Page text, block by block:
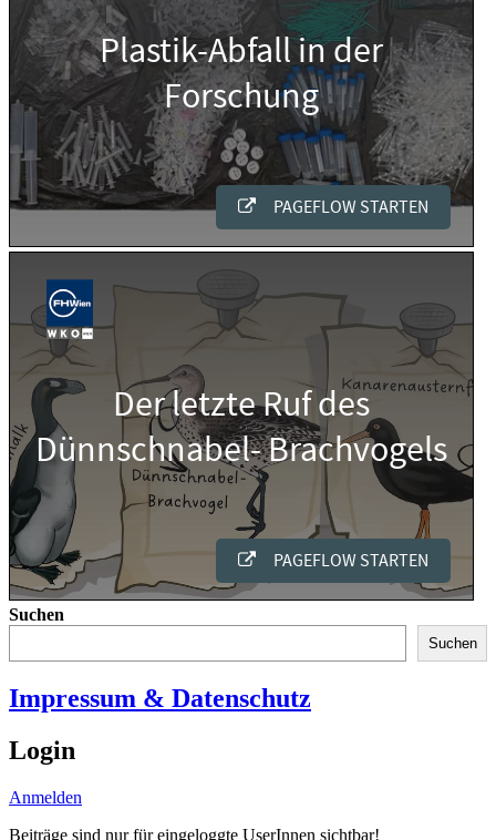
Suchen
Suchen
Impressum & Datenschutz
Login
Anmelden
Beiträge sind nur für eingeloggte UserInnen sichtbar!